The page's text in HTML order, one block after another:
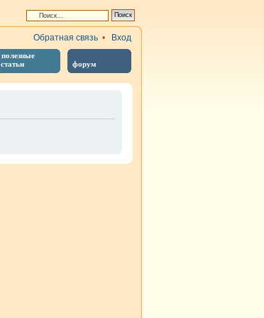
полезные
статьи
форум
Обратная связь • Вход